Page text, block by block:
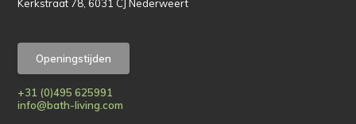
Kerkstraat 78, 6031 CJ Nederweert
Openingstijden
+31 (0)495 625991
info@bath-living.com